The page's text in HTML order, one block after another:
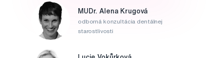
MUDr. Alena Krugová
odborná konzultácia dentálnej
starostlivosti